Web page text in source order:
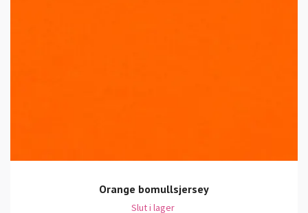
Orange bomullsjersey
Slut i lager